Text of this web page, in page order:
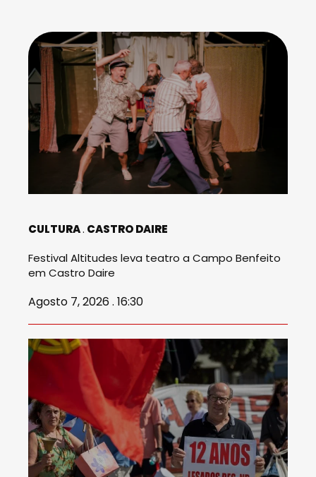
CULTURA CASTRO DAIRE
Festival Altitudes leva teatro a Campo Benfeito
em Castro Daire
Agosto 7, 2026 . 16:30